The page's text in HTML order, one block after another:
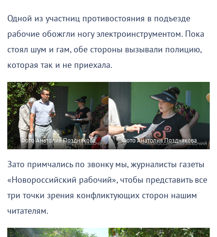
Одной из участниц противостояния в подъезде
рабочие обожгли ногу электроинструментом. Пока
стоял шум и гам, обе стороны вызывали полицию,
которая так и не приехала.
Фото Анатолия Позднякова Фото Анатолия Позднякова
Зато примчались по звонку мы, журналисты газеты
«Новороссийский рабочий», чтобы представить все
три точки зрения конфликтующих сторон нашим
читателям.